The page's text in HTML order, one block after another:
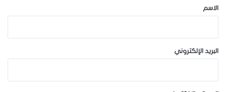
*الاسم
البريد الإلكتروني